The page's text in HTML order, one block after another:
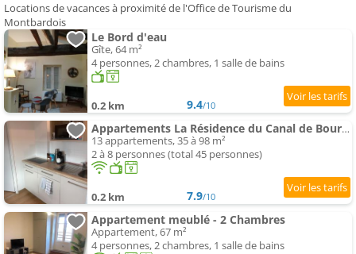
Locations de vacances à proximité de l'Office de Tourisme du
Montbardois
Le Bord d'eau
Gîte, 64 m²
4 personnes, 2 chambres, 1 salle de bains
0.2 km 9.4/10
Appartements La Résidence du Canal de Bourgogne
13 appartements, 35 à 98 m²
2 à 8 personnes (total 45 personnes)
0.2 km 7.9/10
Appartement meublé - 2 Chambres
Appartement, 67 m²
4 personnes, 2 chambres, 1 salle de bains